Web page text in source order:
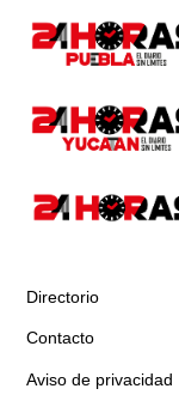
Directorio
Contacto
Aviso de privacidad